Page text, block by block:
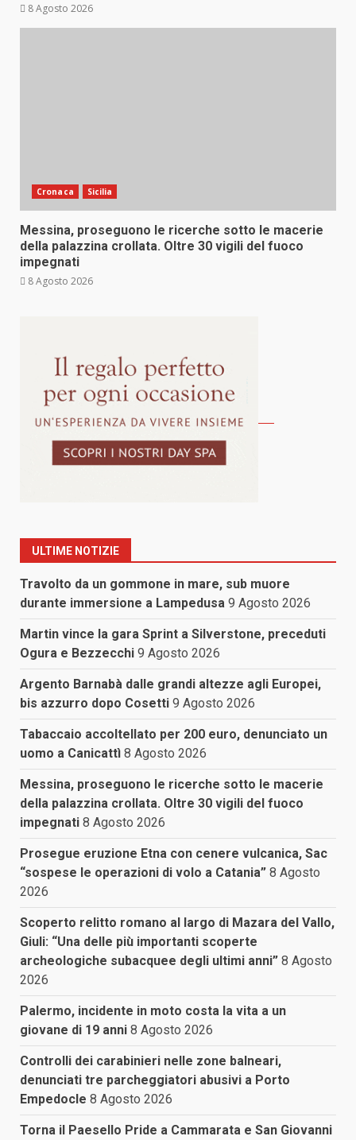
8 Agosto 2026
Cronaca Sicilia
Messina, proseguono le ricerche sotto le macerie
della palazzina crollata. Oltre 30 vigili del fuoco
impegnati
8 Agosto 2026
ULTIME NOTIZIE
Travolto da un gommone in mare, sub muore
durante immersione a Lampedusa 9 Agosto 2026
Martin vince la gara Sprint a Silverstone, preceduti
Ogura e Bezzecchi 9 Agosto 2026
Argento Barnabà dalle grandi altezze agli Europei,
bis azzurro dopo Cosetti 9 Agosto 2026
Tabaccaio accoltellato per 200 euro, denunciato un
uomo a Canicattì 8 Agosto 2026
Messina, proseguono le ricerche sotto le macerie
della palazzina crollata. Oltre 30 vigili del fuoco
impegnati 8 Agosto 2026
Prosegue eruzione Etna con cenere vulcanica, Sac
“sospese le operazioni di volo a Catania” 8 Agosto
2026
Scoperto relitto romano al largo di Mazara del Vallo,
Giuli: “Una delle più importanti scoperte
archeologiche subacquee degli ultimi anni” 8 Agosto
2026
Palermo, incidente in moto costa la vita a un
giovane di 19 anni 8 Agosto 2026
Controlli dei carabinieri nelle zone balneari,
denunciati tre parcheggiatori abusivi a Porto
Empedocle 8 Agosto 2026
Torna il Paesello Pride a Cammarata e San Giovanni